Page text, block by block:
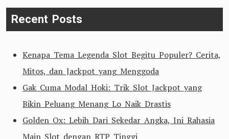
Recent Posts
Kenapa Tema Legenda Slot Begitu Populer? Cerita,
Mitos, dan Jackpot yang Menggoda
Gak Cuma Modal Hoki: Trik Slot Jackpot yang
Bikin Peluang Menang Lo Naik Drastis
Golden Ox: Lebih Dari Sekedar Angka, Ini Rahasia
Main Slot dengan RTP Tinggi